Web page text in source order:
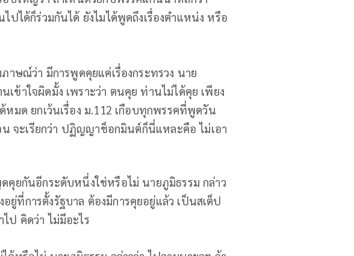
ปได้ก็ร่วมกันได้ ยังไมได้พูดถึงเรื่องตำแหน่ง หรือ
าษณ์ว่า มีการพูดคุยแค่เรื่องกระทรวง นาย
ข้าใจผิดมั้ง เพราะว่า ตนคุย ท่านไม่ได้คุย เพียง
หมด ยกเว้นเรื่อง ม.112 เกือบทุกพรรคที่พูดวัน
น จะเรียกว่า ปฏิญญาช็อกมินต์ก็นี่แหละคือ ไม่เอา
ดคุยกันอีกระดับหนึ่งใช่หรือไม่ นายภูมิธรรม กล่าว
ยู่ที่การตั้งรัฐบาล ต้องมีการคุยอยู่แล้ว เป็นสเต็ป
ป คิดว่า ไม่มีอะไร